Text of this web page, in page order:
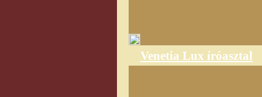
Venetia Lux íróasztal